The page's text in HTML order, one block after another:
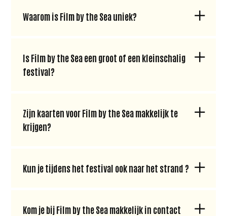
Waarom is Film by the Sea uniek?
Is Film by the Sea een groot of een kleinschalig
festival?
Zijn kaarten voor Film by the Sea makkelijk te
krijgen?
Kun je tijdens het festival ook naar het strand ?
Kom je bij Film by the Sea makkelijk in contact